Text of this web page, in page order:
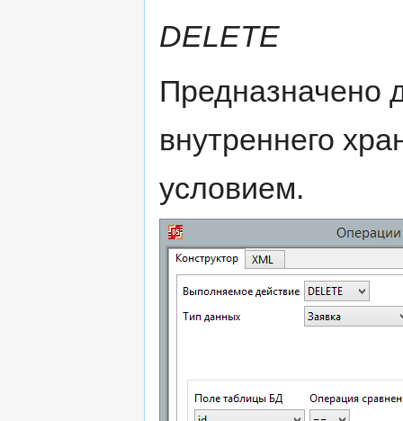
DELETE
Предназначено
внутреннего
условием.